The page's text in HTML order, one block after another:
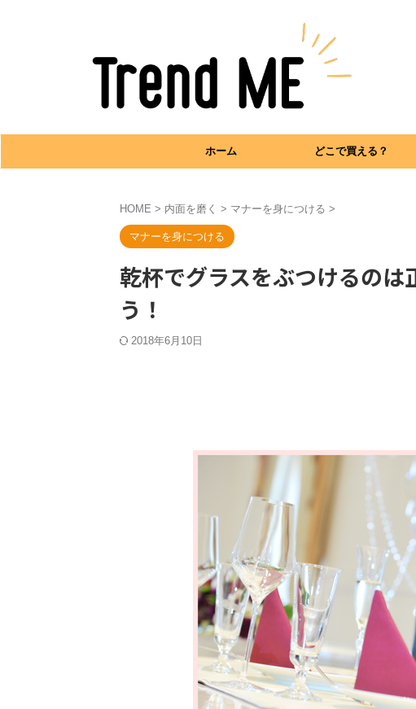
ホーム どこで買える？
HOME > 内面を磨く > マナーを身につける >
マナーを身につける
乾杯でグラスをぶつけるの
う！
2018年6月10日